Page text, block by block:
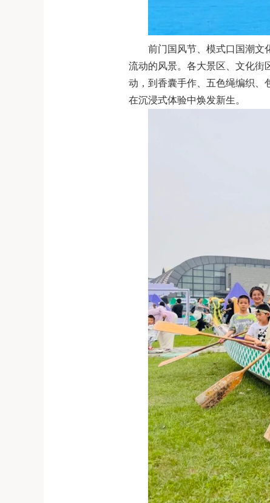
前门国风节、模式口国潮文
流动的风景。各大景区、文化街
动，到香囊手作、五色绳编织、
在沉浸式体验中焕发新生。